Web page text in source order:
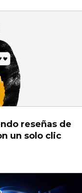
reseñas de
un solo clic